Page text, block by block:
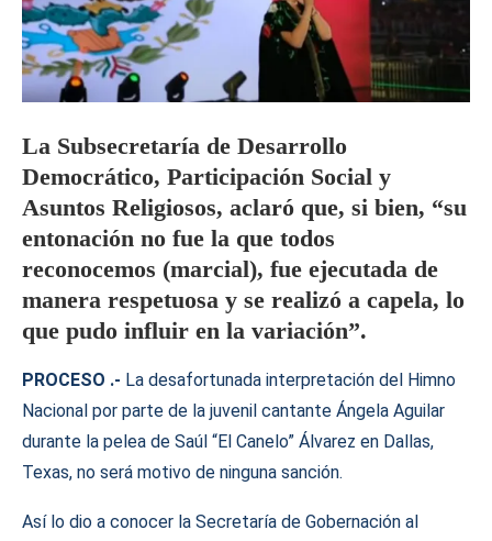
La Subsecretaría de Desarrollo
Democrático, Participación Social y
Asuntos Religiosos, aclaró que, si bien, “su
entonación no fue la que todos
reconocemos (marcial), fue ejecutada de
manera respetuosa y se realizó a capela, lo
que pudo influir en la variación”.
PROCESO .- La desafortunada interpretación del Himno
Nacional por parte de la juvenil cantante Ángela Aguilar
durante la pelea de Saúl “El Canelo” Álvarez en Dallas,
Texas, no será motivo de ninguna sanción.
Así lo dio a conocer la Secretaría de Gobernación al